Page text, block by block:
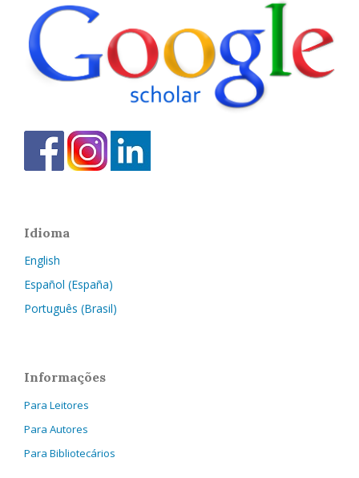
Idioma
English
Español (España)
Português (Brasil)
Informações
Para Leitores
Para Autores
Para Bibliotecários